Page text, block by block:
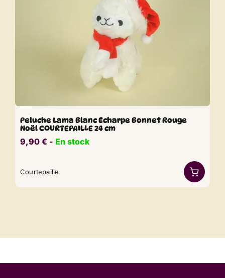
Peluche Lama Blanc Echarpe Bonnet Rouge
Noël COURTEPAILLE 24 cm
9,90 € ​​ - En stock
Courtepaille